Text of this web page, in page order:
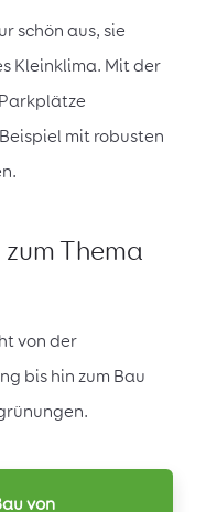
schön aus, sie
Kleinklima. Mit der
mit robusten
Thema
von der
bis hin zum Bau
von